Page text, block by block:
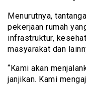
Menurutnya,
pekerjaan rumah
infrastruktur,
masyarakat dan
“Kami akan
janjikan. Kami